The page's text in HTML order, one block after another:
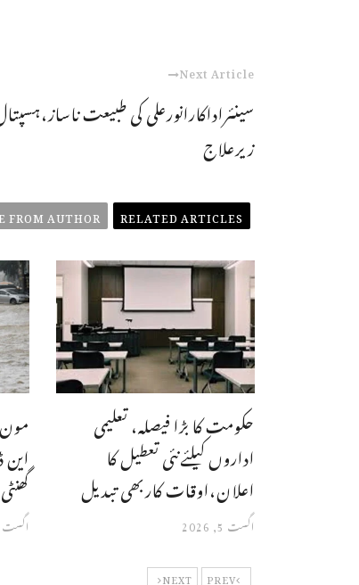
Next Article
سینئراداکارانورعلی کی طبیعت
زیرعلاج
RELATED ARTICLES
FROM AUTHOR
اگست 5, 2026
حکومت کا بڑا فیصلہ، تعلیمی
اداروں کیلئےنئی تعطیل کا
اعلان،اوقات کاربھی تبدیل
اگست 5, 2026
PREV
NEXT